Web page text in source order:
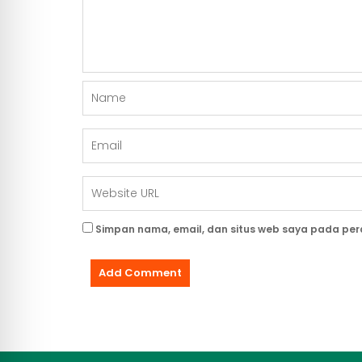
Simpan nama, email, dan situs web saya pada